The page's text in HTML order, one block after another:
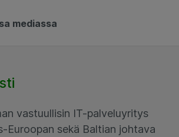
mediassa
vastuullisin IT-palveluyritys
Euroopan sekä Baltian johtava